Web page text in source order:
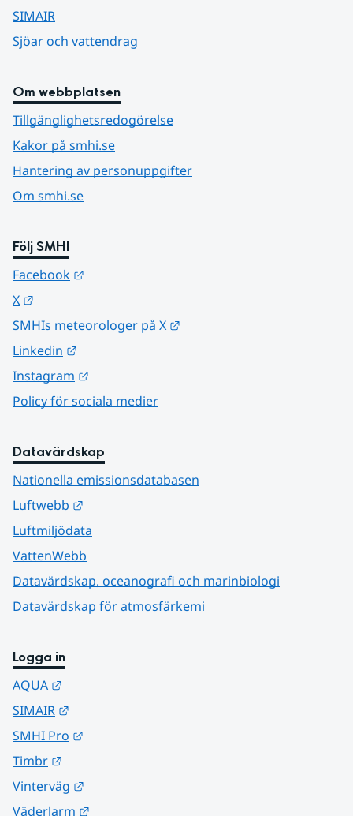
SIMAIR
Sjöar och vattendrag
Om webbplatsen
Tillgänglighetsredogörelse
Kakor på smhi.se
Hantering av personuppgifter
Om smhi.se
Följ SMHI
Facebook
X
SMHIs meteorologer på X
Linkedin
Instagram
Policy för sociala medier
Datavärdskap
Nationella emissionsdatabasen
Luftwebb
Luftmiljödata
VattenWebb
Datavärdskap, oceanografi och marinbiologi
Datavärdskap för atmosfärkemi
Logga in
AQUA
SIMAIR
SMHI Pro
Timbr
Vinterväg
Väderlarm